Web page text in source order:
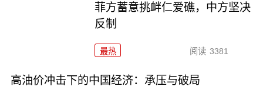
菲方蓄意挑衅仁爱礁，中方坚决
反制
最热 阅读 3381
高油价冲击下的中国经济：承压与破局